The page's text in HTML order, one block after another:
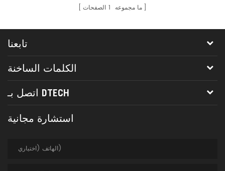
ما مجموعه 1 الصفحات
تابعنا
الكلمات الساخنة
اتصل بـ DTECH
استشارة مجانية